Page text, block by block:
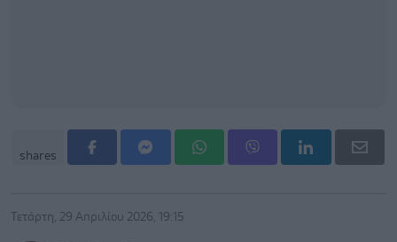
shares
Τετάρτη, 29 Απριλίου 2026, 19:15